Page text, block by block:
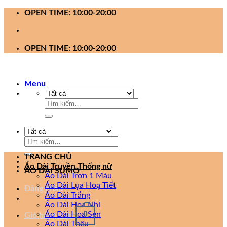
OPEN TIME: 10:00-20:00
OPEN TIME: 10:00-20:00
Menu
Tìm
Tìm
ÁO DÀI SUMO
Đăng nhập
Giỏ hàng /0₫ 0
TRANG CHỦ
Áo Dài Truyền Thống nữ
Áo Dài Trơn 1 Màu
Áo Dài Lụa Hoạ Tiết
Áo Dài Trắng
Áo Dài Hoa Nhí
Áo Dài Hoa Sen
Áo Dài Thêu